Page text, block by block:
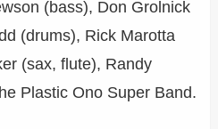
(bass), Don Grolnick
(drums), Rick Marotta
(sax, flute), Randy
Plastic Ono Super Band.